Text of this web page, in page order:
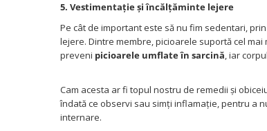
5. Vestimentație și încălțăminte lejere
Pe cât de important este să nu fim sedentari,
lejere. Dintre membre, picioarele suportă cel
preveni picioarele umflate în sarcină, iar
Cam acesta ar fi topul nostru de remedii și
îndată ce observi sau simți inflamație, pentru a
internare.